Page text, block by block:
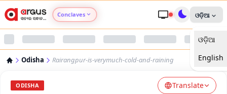
Conclaves
Argus Nari Shakti
ଓଡ଼ିଆ
ଓଡ଼ିଆ
English
Odisha Rairangpur-is-verymuch-cold-and-raining
ODISHA Translate